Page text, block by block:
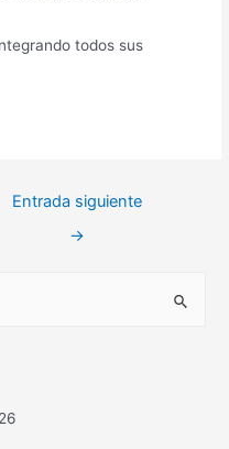
todos sus
Entrada siguiente
→